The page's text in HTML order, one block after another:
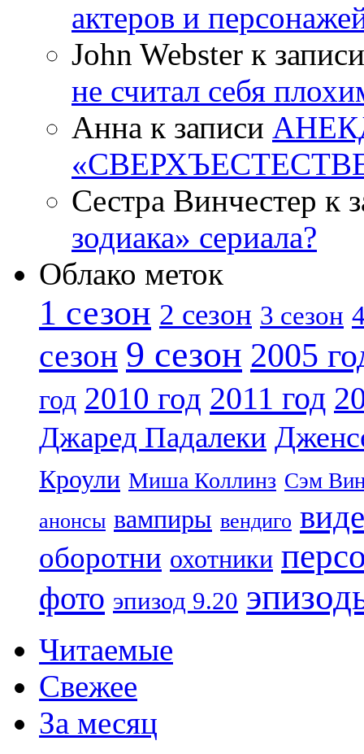
актеров и
John Webster к
не считал себя
Анна к записи
Сестра Винчестер к
зодиака» сериала?
Облако меток
1 сезон 2 сезон 3 сезон
сезон 9 сезон 2005
год 2010 год 2011 год
Джаред Падалеки
Кроули Миша Коллинз Сэм
анонсы вампиры вендиго
оборотни охотники
фото эпизод 9.20
Читаемые
Свежее
За месяц